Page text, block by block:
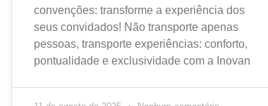
convenções: transforme a experiência dos
seus convidados! Não transporte apenas
pessoas, transporte experiências: conforto,
pontualidade e exclusividade com a Inovan